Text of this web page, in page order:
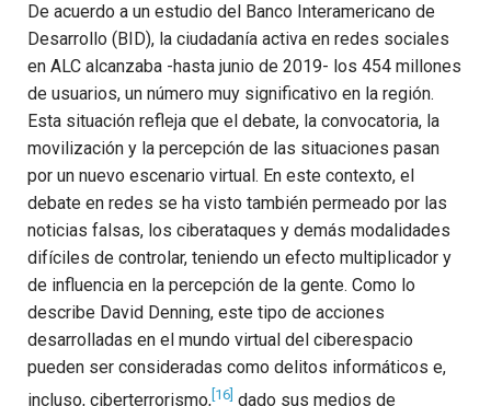
De acuerdo a un estudio del Banco Interamericano de
Desarrollo (BID), la ciudadanía activa en redes sociales
en ALC alcanzaba -hasta junio de 2019- los 454 millones
de usuarios, un número muy significativo en la región.
Esta situación refleja que el debate, la convocatoria, la
movilización y la percepción de las situaciones pasan
por un nuevo escenario virtual. En este contexto, el
debate en redes se ha visto también permeado por las
noticias falsas, los ciberataques y demás modalidades
difíciles de controlar, teniendo un efecto multiplicador y
de influencia en la percepción de la gente. Como lo
describe David Denning, este tipo de acciones
desarrolladas en el mundo virtual del ciberespacio
pueden ser consideradas como delitos informáticos e,
incluso, ciberterrorismo, [16] dado sus medios de